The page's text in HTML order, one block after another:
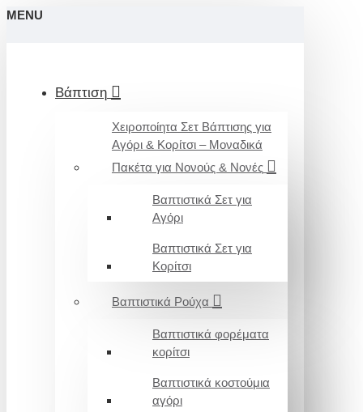
MENU
Βάπτιση
Χειροποίητα Σετ Βάπτισης για
Αγόρι & Κορίτσι – Μοναδικά
Πακέτα για Νονούς & Νονές
Βαπτιστικά Σετ για
Αγόρι
Βαπτιστικά Σετ για
Κορίτσι
Βαπτιστικά Ρούχα
Βαπτιστικά φορέματα
κορίτσι
Βαπτιστικά κοστούμια
αγόρι